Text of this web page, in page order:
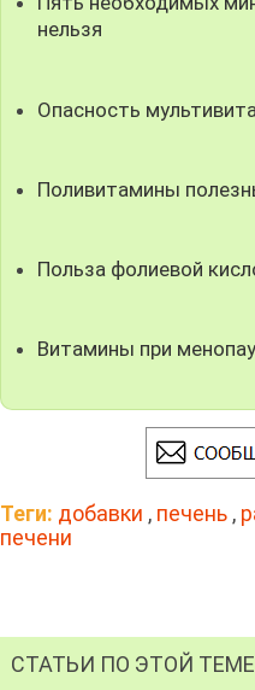
нельзя
Опасность
Поливитамины
Польза фолиевой
Витамины при
Теги: добавки , печень ,
печени
СТАТЬИ ПО ЭТОЙ